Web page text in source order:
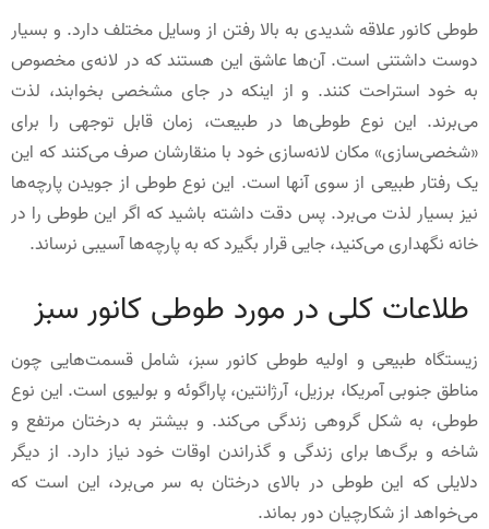
طوطی کانور علاقه شدیدی به بالا رفتن از وسایل مختلف دارد. و بسیار
دوست داشتنی است. آن‌ها عاشق این هستند که در لانه‌ی مخصوص
به خود استراحت کنند. و از اینکه در جای مشخصی بخوابند، لذت
می‌برند. این نوع طوطی‌ها در طبیعت، زمان قابل توجهی را برای
«شخصی‌سازی» مکان لانه‌سازی خود با منقارشان صرف می‌کنند که این
یک رفتار طبیعی از سوی آنها است. این نوع طوطی از جویدن پارچه‌ها
نیز بسیار لذت می‌برد. پس دقت داشته باشید که اگر این طوطی را در
خانه نگهداری می‌کنید، جایی قرار بگیرد که به پارچه‌ها آسیبی نرساند.
طلاعات کلی در مورد طوطی کانور سبز
زیستگاه طبیعی و اولیه طوطی کانور سبز، شامل قسمت‌هایی چون
مناطق جنوبی آمریکا، برزیل، آرژانتین، پاراگوئه و بولیوی است. این نوع
طوطی، به شکل گروهی زندگی می‌کند. و بیشتر به درختان مرتفع و
شاخه و برگ‌ها برای زندگی و گذراندن اوقات خود نیاز دارد. از دیگر
دلایلی که این طوطی در بالای درختان به سر می‌برد، این است که
می‌خواهد از شکارچیان دور بماند.